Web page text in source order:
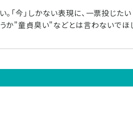
「今」しかない表現に、一票投じた
か"童貞臭い"などとは言わないでほ